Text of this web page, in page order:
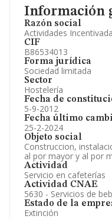
Información
Razón social
Actividades
CIF
B86534013
Forma jurídica
Sociedad limitada
Sector
Hostelería
Fecha de
5-9-2012
Fecha último
25-2-2024
Objeto social
Construccion,
al por mayor y al por
Actividad
Servicio en cafeterías
Actividad CNAE
5630 - Servicios de
Estado de la
Extinción
Información oficial